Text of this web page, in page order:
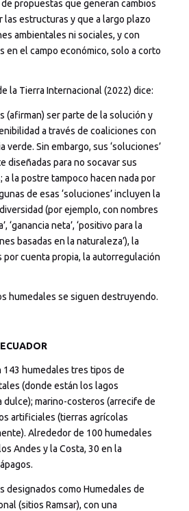
propuestas que generan cambios
las estructuras y que a largo plazo
ambientales ni sociales, y con
en el campo económico, solo a corto
la Tierra Internacional (2022) dice:
(afirman) ser parte de la solución y
a través de coaliciones con
verde. Sin embargo, sus ‘soluciones’
diseñadas para no socavar sus
a la postre tampoco hacen nada por
de esas ‘soluciones’ incluyen la
(por ejemplo, con nombres
‘ganancia neta’, ‘positivo para la
basadas en la naturaleza’), la
cuenta propia, la autorregulación
humedales se siguen destruyendo.
143 humedales tres tipos de
(donde están los lagos
dulce); marino-costeros (arrecife de
artificiales (tierras agrícolas
Alrededor de 100 humedales
Andes y la Costa, 30 en la
designados como Humedales de
(sitios Ramsar), con una